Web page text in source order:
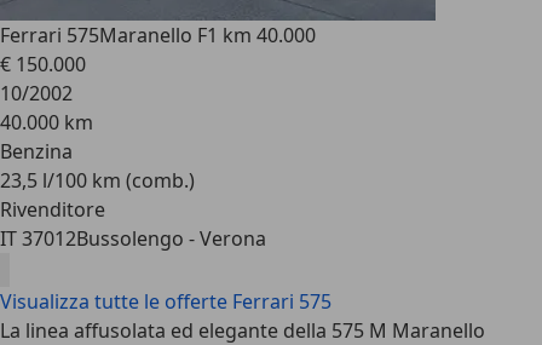
Ferrari 575Maranello F1 km 40.000
€ 150.000
10/2002
40.000 km
Benzina
23,5 l/100 km (comb.)
Rivenditore
IT 37012Bussolengo - Verona
Visualizza tutte le offerte Ferrari 575
La linea affusolata ed elegante della 575 M Maranello